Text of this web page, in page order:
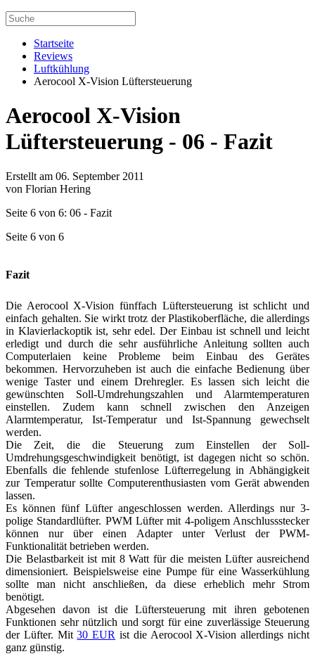
Startseite
Reviews
Luftkühlung
Aerocool X-Vision Lüftersteuerung
Aerocool X-Vision
Lüftersteuerung - 06 - Fazit
Erstellt am 06. September 2011
von Florian Hering
Seite 6 von 6: 06 - Fazit
Seite 6 von 6
Fazit
Die Aerocool X-Vision fünffach Lüftersteuerung ist schlicht und
einfach gehalten. Sie wirkt trotz der Plastikoberfläche, die allerdings
in Klavierlackoptik ist, sehr edel. Der Einbau ist schnell und leicht
erledigt und durch die sehr ausführliche Anleitung sollten auch
Computerlaien keine Probleme beim Einbau des Gerätes
bekommen. Hervorzuheben ist auch die einfache Bedienung über
wenige Taster und einem Drehregler. Es lassen sich leicht die
gewünschten Soll-Umdrehungszahlen und Alarmtemperaturen
einstellen. Zudem kann schnell zwischen den Anzeigen
Alarmtemperatur, Ist-Temperatur und Ist-Spannung gewechselt
werden.
Die Zeit, die die Steuerung zum Einstellen der Soll-
Umdrehungsgeschwindigkeit benötigt, ist dagegen nicht so schön.
Ebenfalls die fehlende stufenlose Lüfterregelung in Abhängigkeit
zur Temperatur sollte Computerenthusiasten vom Gerät abwenden
lassen.
Es können fünf Lüfter angeschlossen werden. Allerdings nur 3-
polige Standardlüfter. PWM Lüfter mit 4-poligem Anschlussstecker
können nur über einen Adapter unter Verlust der PWM-
Funktionalität betrieben werden.
Die Belastbarkeit ist mit 8 Watt für die meisten Lüfter ausreichend
dimensioniert. Beispielsweise eine Pumpe für eine Wasserkühlung
sollte man nicht anschließen, da diese erheblich mehr Strom
benötigt.
Abgesehen davon ist die Lüftersteuerung mit ihren gebotenen
Funktionen sehr nützlich und sorgt für eine zuverlässige Steuerung
der Lüfter. Mit30 EUR ist die Aerocool X-Vision allerdings nicht
ganz günstig.